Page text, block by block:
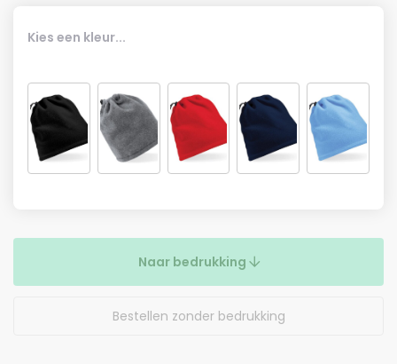
Kies een kleur...
Naar bedrukking
Bestellen zonder bedrukking